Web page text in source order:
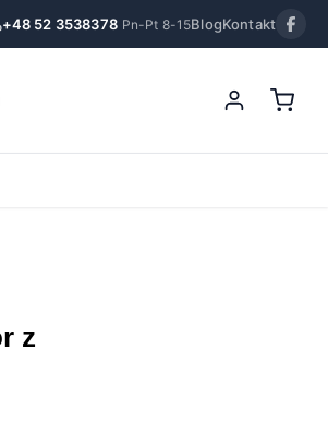
+48 52 3538378 Pn-Pt 8-15BlogKontakt